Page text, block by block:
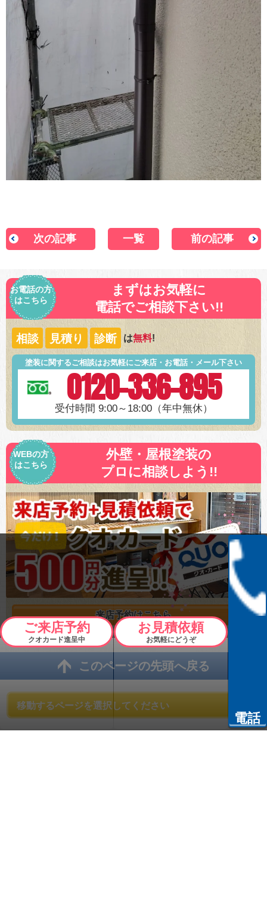
次の記事 一覧 前の記事
お電話の方
はこちら
まずはお気軽に
電話でご相談下さい!!
相談 見積り 診断 は無料!
塗装に関するご相談はお気軽にご来店・お電話・メール下さい
0120-336-895
受付時間 9:00～18:00（年中無休）
WEBの方
はこちら
外壁・屋根塗装の
プロに相談しよう!!
来店予約はこちら
このページの先頭へ戻る
ご来店予約
クオカード進呈中
お見積依頼
お気軽にどうぞ
電話